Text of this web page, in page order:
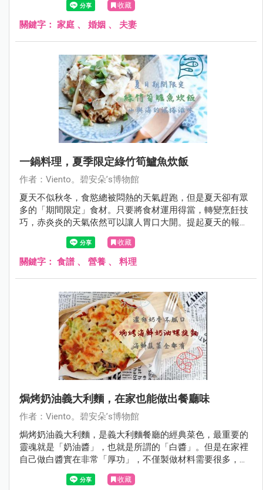
收藏
關鍵字： 家庭 、 婚姻 、 夫妻
一鍋料理，夏季限定綠竹筍鱸魚炊飯
作者：Viento。碧安朵’s博物館
夏天不似秋冬，食慾總被悶熱的天氣趕跑，但是夏天卻有眾
多的「期間限定」食材。只要將食材運用得當，轉變烹飪技
巧，赤炎炎的天氣依然可以讓人胃口大開。提起夏天的報信
食材，「綠竹筍」一定當仁不讓的挺身而出，它比蟬叫聲還
早嶄露頭角，告訴饕客夏日已然來臨。我喜歡蹲在人聲鼎沸
的傳統市場角落，細細的挑著綠竹筍，輕輕撥開筍殼上的泥
收藏
關鍵字： 食譜 、 營養 、 料理
焗烤奶油義大利麵，在家也能做出餐廳味
作者：Viento。碧安朵’s博物館
焗烤奶油義大利麵，是義大利麵餐廳的經典菜色，最重要的
靈魂就是「奶油醬」，也就是所謂的「白醬」。但是在家裡
自己做白醬實在非常「厚功」，不僅製做材料需要很多，做
好的白醬也不能久放。後來，我發現可以用市售的「白醬料
理塊」輕鬆做出奶油醬料理！這篇食譜文教大家「五步驟」
收藏